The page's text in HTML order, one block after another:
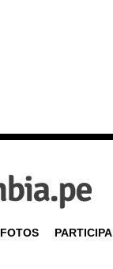
FOTOS PARTICIPA